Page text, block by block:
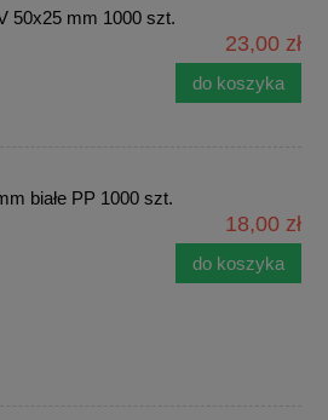
50x25 mm 1000 szt.
23,00 zł
do koszyka
białe PP 1000 szt.
18,00 zł
do koszyka